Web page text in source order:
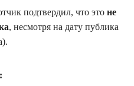
подтвердил, что это не
, несмотря на дату публика